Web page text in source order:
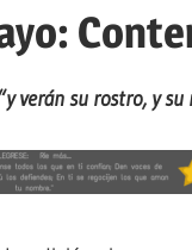
verán su rostro, y